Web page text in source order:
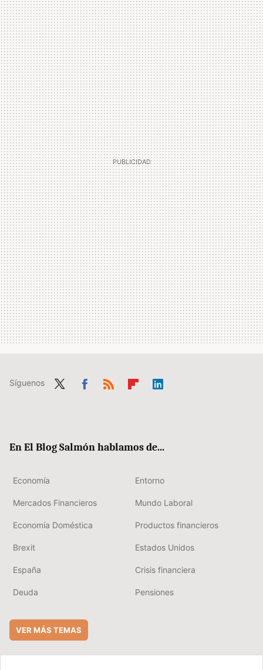
Síguenos
En El Blog Salmón hablamos de...
Economía Entorno
Mercados Financieros Mundo Laboral
Economía Doméstica Productos financieros
Brexit Estados Unidos
España Crisis financiera
Deuda Pensiones
VER MÁS TEMAS